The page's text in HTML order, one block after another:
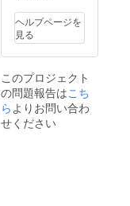
ヘルプページを
見る
このプロジェクト
の問題報告はこち
ら よりお問い合わ
せください